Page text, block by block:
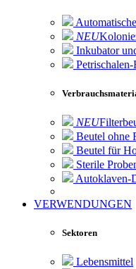
NEU
Inkubator
NEU
Beutel ohne
Beutel für
Sterile
Autoklaven-
VERWENDUNGEN
Sektoren
Lebensmittel